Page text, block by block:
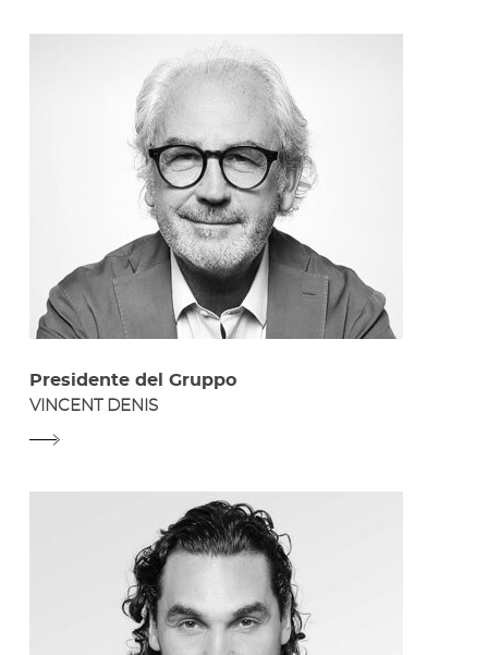
Presidente del Gruppo
VINCENT DENIS